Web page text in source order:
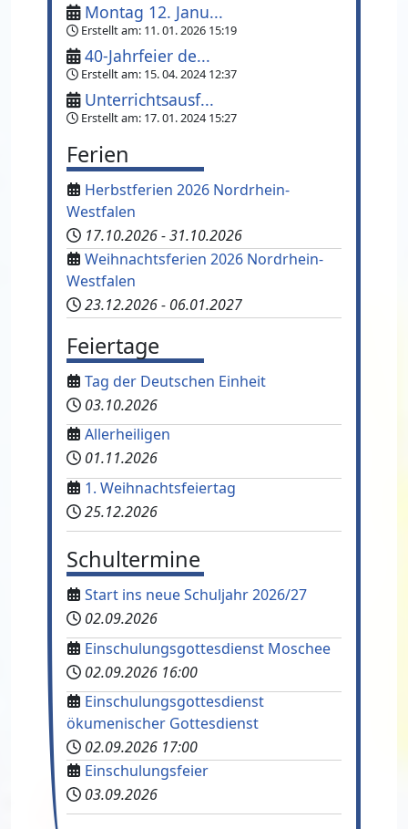
Montag 12. Janu...
Erstellt am: 11. 01. 2026 15:19
40-Jahrfeier de...
Erstellt am: 15. 04. 2024 12:37
Unterrichtsausf...
Erstellt am: 17. 01. 2024 15:27
Ferien
Herbstferien 2026 Nordrhein-
Westfalen
17.10.2026-31.10.2026
Weihnachtsferien 2026 Nordrhein-
Westfalen
23.12.2026- 06.01.2027
Feiertage
Tag der Deutschen Einheit
03.10.2026
Allerheiligen
01.11.2026
1. Weihnachtsfeiertag
25.12.2026
Schultermine
Start ins neue Schuljahr 2026/27
02.09.2026
Einschulungsgottesdienst Moschee
02.09.2026 16:00
Einschulungsgottesdienst
ökumenischer Gottesdienst
02.09.2026 17:00
Einschulungsfeier
03.09.2026